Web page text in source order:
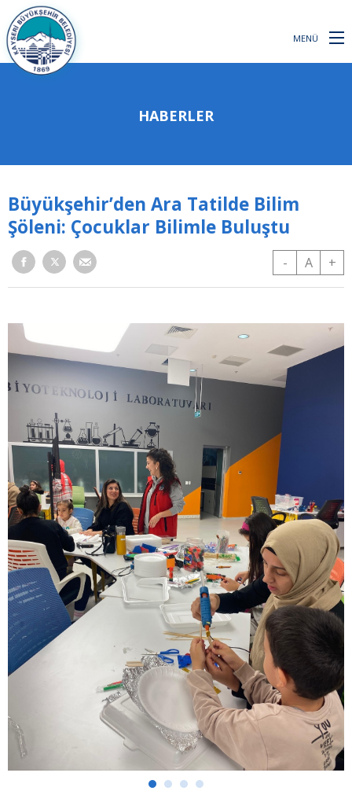
MENÜ
HABERLER
Büyükşehir’den Ara Tatilde Bilim
Şöleni: Çocuklar Bilimle Buluştu
- A +